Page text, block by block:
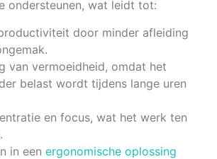
ondersteunen, wat leidt tot:
door minder afleiding
van vermoeidheid, omdat het
belast wordt tijdens lange uren
en focus, wat het werk ten
in een ergonomische oplossing